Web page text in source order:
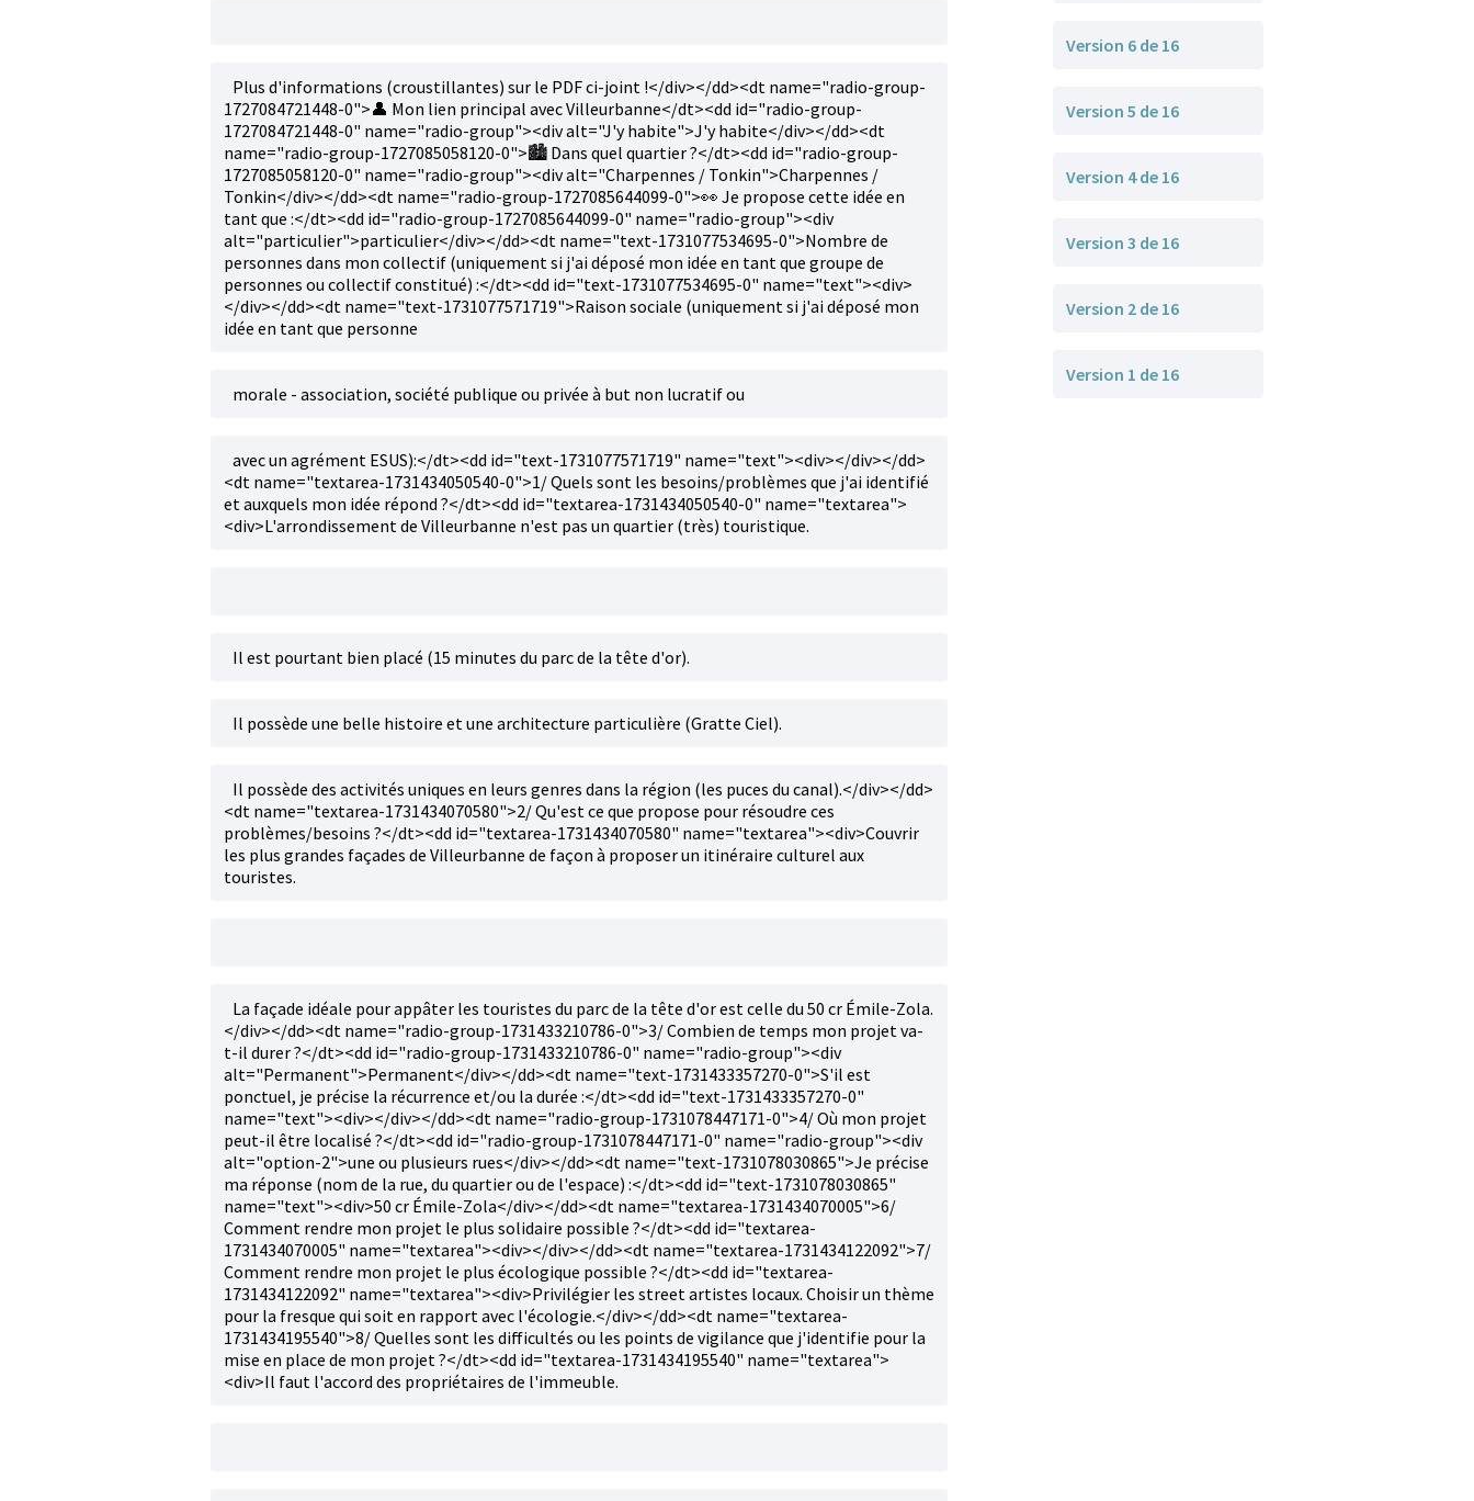
Plus d'informations (croustillantes) sur le PDF ci-joint !</div></dd><dt name="radio-group-
1727084721448-0">👤 Mon lien principal avec Villeurbanne</dt><dd id="radio-group-
1727084721448-0" name="radio-group"><div alt="J'y habite">J'y habite</div></dd><dt
name="radio-group-1727085058120-0">🏙️ Dans quel quartier ?</dt><dd id="radio-group-
1727085058120-0" name="radio-group"><div alt="Charpennes / Tonkin">Charpennes /
Tonkin</div></dd><dt name="radio-group-1727085644099-0">👀 Je propose cette idée en
tant que :</dt><dd id="radio-group-1727085644099-0" name="radio-group"><div
alt="particulier">particulier</div></dd><dt name="text-1731077534695-0">Nombre de
personnes dans mon collectif (uniquement si j'ai déposé mon idée en tant que groupe de
personnes ou collectif constitué) :</dt><dd id="text-1731077534695-0" name="text"><div>
</div></dd><dt name="text-1731077571719">Raison sociale (uniquement si j'ai déposé mon
idée en tant que personne
morale - association, société publique ou privée à but non lucratif ou
avec un agrément ESUS):</dt><dd id="text-1731077571719" name="text"><div></div></dd>
<dt name="textarea-1731434050540-0">1/ Quels sont les besoins/problèmes que j'ai identifié
et auxquels mon idée répond ?</dt><dd id="textarea-1731434050540-0" name="textarea">
<div>L'arrondissement de Villeurbanne n'est pas un quartier (très) touristique.
Il est pourtant bien placé (15 minutes du parc de la tête d'or).
Il possède une belle histoire et une architecture particulière (Gratte Ciel).
Il possède des activités uniques en leurs genres dans la région (les puces du canal).</div></dd>
<dt name="textarea-1731434070580">2/ Qu'est ce que propose pour résoudre ces
problèmes/besoins ?</dt><dd id="textarea-1731434070580" name="textarea"><div>Couvrir
les plus grandes façades de Villeurbanne de façon à proposer un itinéraire culturel aux
touristes.
La façade idéale pour appâter les touristes du parc de la tête d'or est celle du 50 cr Émile-Zola.
</div></dd><dt name="radio-group-1731433210786-0">3/ Combien de temps mon projet va-
t-il durer ?</dt><dd id="radio-group-1731433210786-0" name="radio-group"><div
alt="Permanent">Permanent</div></dd><dt name="text-1731433357270-0">S'il est
ponctuel, je précise la récurrence et/ou la durée :</dt><dd id="text-1731433357270-0"
name="text"><div></div></dd><dt name="radio-group-1731078447171-0">4/ Où mon projet
peut-il être localisé ?</dt><dd id="radio-group-1731078447171-0" name="radio-group"><div
alt="option-2">une ou plusieurs rues</div></dd><dt name="text-1731078030865">Je précise
ma réponse (nom de la rue, du quartier ou de l'espace) :</dt><dd id="text-1731078030865"
name="text"><div>50 cr Émile-Zola</div></dd><dt name="textarea-1731434070005">6/
Comment rendre mon projet le plus solidaire possible ?</dt><dd id="textarea-
1731434070005" name="textarea"><div></div></dd><dt name="textarea-1731434122092">7/
Comment rendre mon projet le plus écologique possible ?</dt><dd id="textarea-
1731434122092" name="textarea"><div>Privilégier les street artistes locaux. Choisir un thème
pour la fresque qui soit en rapport avec l'écologie.</div></dd><dt name="textarea-
1731434195540">8/ Quelles sont les difficultés ou les points de vigilance que j'identifie pour la
mise en place de mon projet ?</dt><dd id="textarea-1731434195540" name="textarea">
<div>Il faut l'accord des propriétaires de l'immeuble.
Version 6 de 16
Version 5 de 16
Version 4 de 16
Version 3 de 16
Version 2 de 16
Version 1 de 16